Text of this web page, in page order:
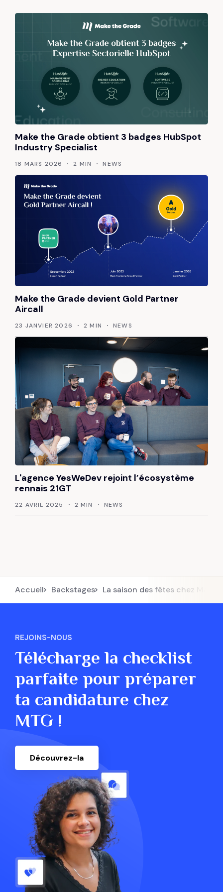
Make the Grade obtient 3 badges HubSpot
Industry Specialist
18 MARS 2026 2 MIN NEWS
Make the Grade devient Gold Partner
Aircall
23 JANVIER 2026 2 MIN NEWS
L'agence YesWeDev rejoint l’écosystème
rennais 21GT
22 AVRIL 2025 2 MIN NEWS
Accueil Backstages La saison des fêtes chez Make
REJOINS-NOUS
Télécharge la checklist
parfaite pour préparer
ta candidature chez
MTG !
Découvrez-la